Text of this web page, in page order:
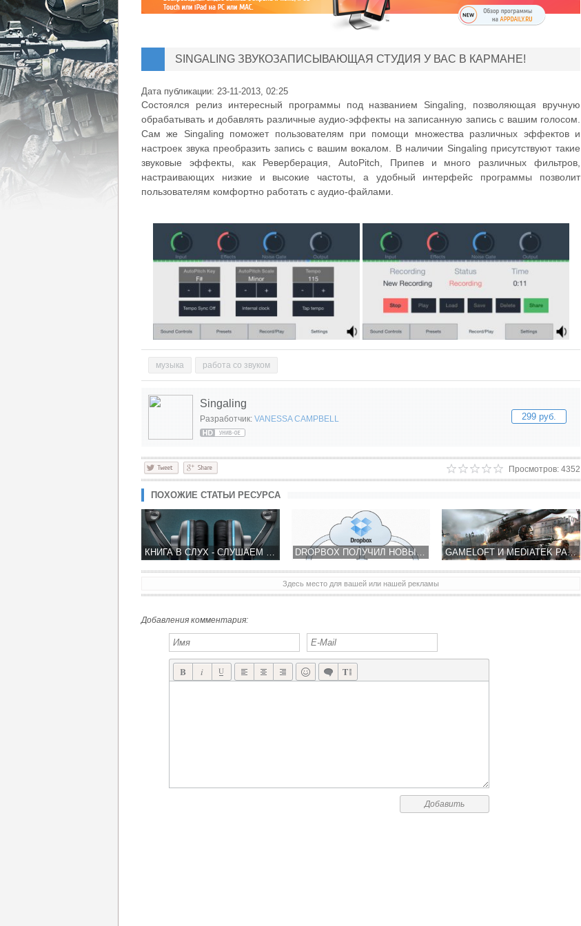
SINGALING ЗВУКОЗАПИСЫВАЮЩАЯ СТУДИЯ У ВАС В КАРМАНЕ!
Дата публикации: 23-11-2013, 02:25
Состоялся релиз интересный программы под названием Singaling, позволяющая вручную
обрабатывать и добавлять различные аудио-эффекты на записанную запись с вашим голосом.
Сам же Singaling поможет пользователям при помощи множества различных эффектов и
настроек звука преобразить запись с вашим вокалом. В наличии Singaling присутствуют такие
звуковые эффекты, как Реверберация, AutoPitch, Припев и много различных фильтров,
настраивающих низкие и высокие частоты, а удобный интерфейс программы позволит
пользователям комфортно работать с аудио-файлами.
музыка работа со звуком
Singaling
Разработчик: VANESSA CAMPBELL 299 руб.
Просмотров: 4352
ПОХОЖИЕ СТАТЬИ РЕСУРСА
DROPBOX ПОЛУЧИЛ НОВЫЙ ИНТЕРФЕЙС ПОД IOS 7.0 И ПОДДЕРЖКУ AIRDROP GAMELOFT И MEDIATEK РАБОТАЮТ НАД УЛУЧШЕНИЕМ ГРАФИКИ MODERN COMBAT 5
Здесь место для вашей или нашей рекламы
Добавления комментария:
Добавить